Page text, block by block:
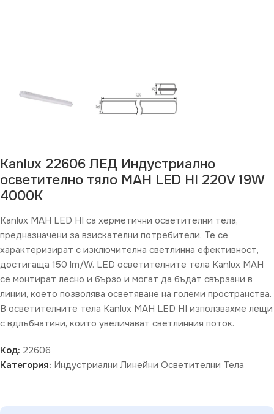
Kanlux 22606 ЛЕД Индустриално
осветително тяло MAH LED HI 220V 19W
4000K
Kanlux MAH LED HI са херметични осветителни тела,
предназначени за взискателни потребители. Те се
характеризират с изключителна светлинна ефективност,
достигаща 150 lm/W. LED осветителните тела Kanlux MAH
се монтират лесно и бързо и могат да бъдат свързани в
линии, което позволява осветяване на големи пространства.
В осветителните тела Kanlux MAH LED HI използвахме лещи
с вдлъбнатини, които увеличават светлинния поток.
Код: 22606
Категория: Индустриални Линейни Осветителни Тела